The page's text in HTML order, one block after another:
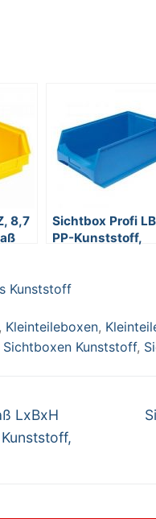
8,7
Sichtbox Profi
PP-Kunststoff,
Kunststoff
Kleinteileboxen,
Sichtboxen Kunststoff,
LxBxH